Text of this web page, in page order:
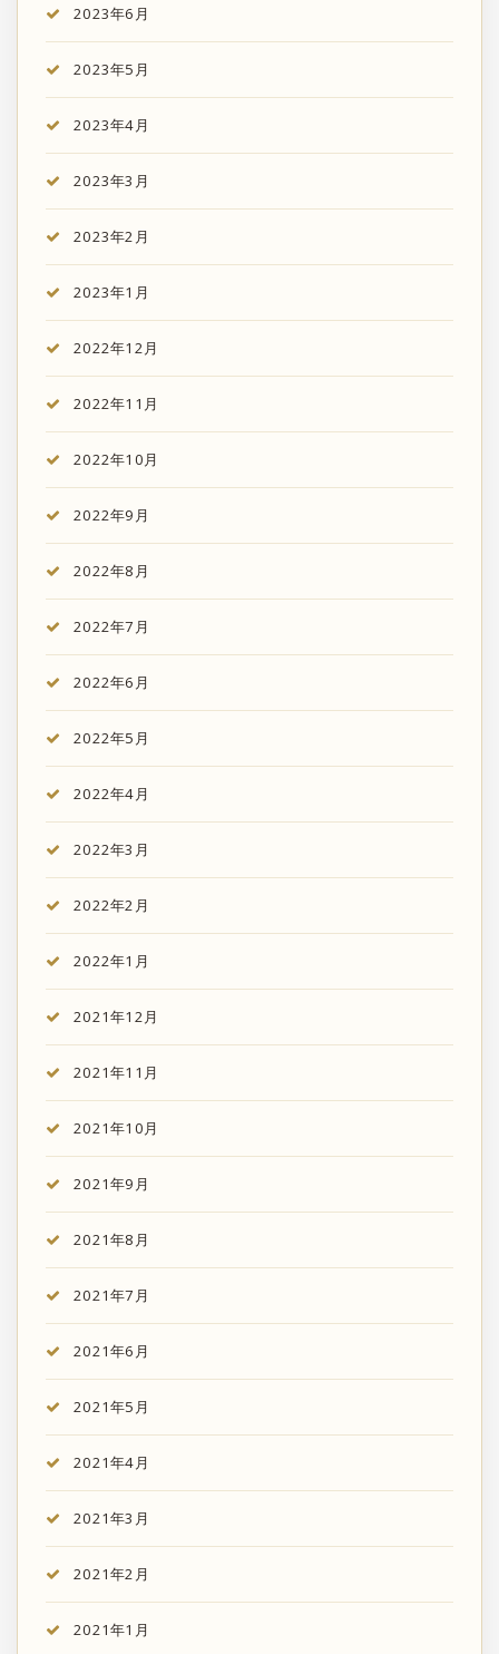
2023年6月
2023年5月
2023年4月
2023年3月
2023年2月
2023年1月
2022年12月
2022年11月
2022年10月
2022年9月
2022年8月
2022年7月
2022年6月
2022年5月
2022年4月
2022年3月
2022年2月
2022年1月
2021年12月
2021年11月
2021年10月
2021年9月
2021年8月
2021年7月
2021年6月
2021年5月
2021年4月
2021年3月
2021年2月
2021年1月